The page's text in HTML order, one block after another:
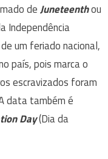
deJuneteenthou
Independência
um feriado nacional,
país, pois marca o
escravizados foram
data também é
Day(Dia da